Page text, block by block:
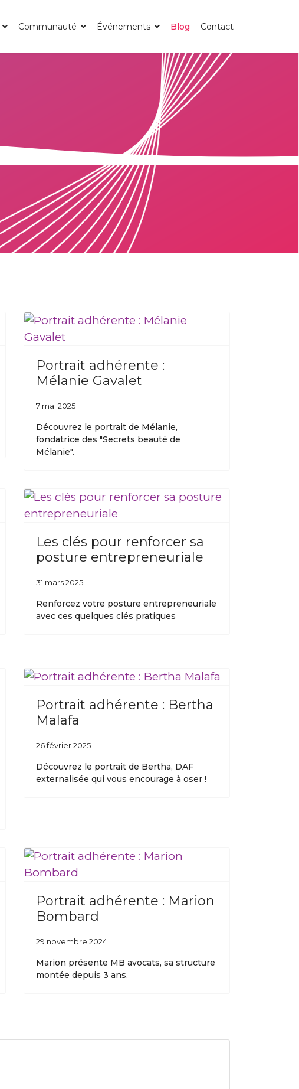
Communauté Événements Blog Contact
Portrait adhérente :
Mélanie Gavalet
7 mai 2025
Découvrez le portrait de Mélanie,
fondatrice des "Secrets beauté de
Mélanie".
Les clés pour renforcer sa
posture entrepreneuriale
31 mars 2025
Renforcez votre posture entrepreneuriale
avec ces quelques clés pratiques
Portrait adhérente : Bertha
Malafa
26 février 2025
Découvrez le portrait de Bertha, DAF
externalisée qui vous encourage à oser !
Portrait adhérente : Marion
Bombard
29 novembre 2024
Marion présente MB avocats, sa structure
montée depuis 3 ans.